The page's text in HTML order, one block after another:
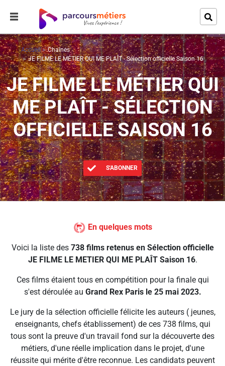
Accueil
Chaines
JE FILME LE MÉTIER QUI ME PLAÎT - Sélection officielle Saison 16
JE FILME LE MÉTIER QUI
ME PLAÎT - SÉLECTION
OFFICIELLE SAISON 16
S'ABONNER
En quelques mots
Voici la liste des738 films retenus en Sélection officielle
JE FILME LE METIER QUI ME PLAÎT Saison 16.
Ces films étaient tous en compétition pour la finale qui
s'est déroulée au Grand Rex Paris le 25 mai 2023.
Le jury de la sélection officielle félicite les auteurs ( jeunes,
enseignants, chefs établissement) de ces 738 films, qui
tous sont la preuve d'un travail fond sur la découverte des
métiers, d'une réelle implication dans le projet, d'une
réussite qui mérite d'être reconnue. Les candidats peuvent